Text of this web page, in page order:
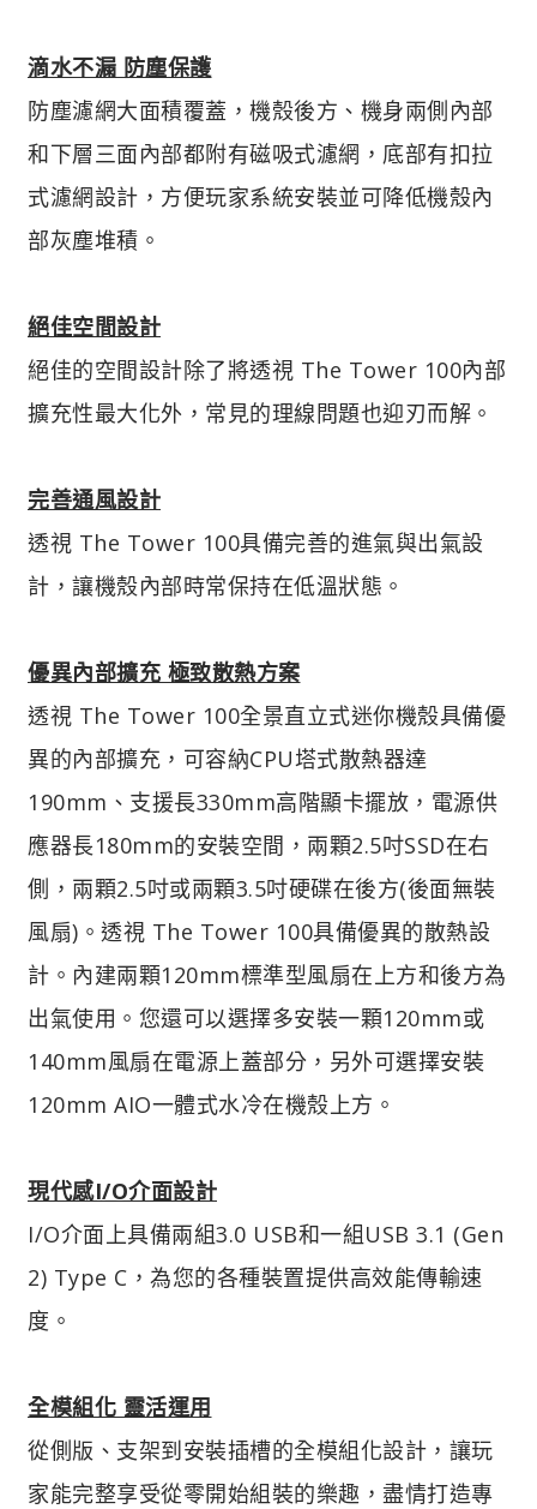
滴水不漏 防塵保護
防塵濾網大面積覆蓋，機殼後方、機身兩側內部
和下層三面內部都附有磁吸式濾網，底部有扣拉
式濾網設計，方便玩家系統安裝並可降低機殼內
部灰塵堆積。
絕佳空間設計
絕佳的空間設計除了將透視 The Tower 100內部
擴充性最大化外，常見的理線問題也迎刃而解。
完善通風設計
透視 The Tower 100具備完善的進氣與出氣設
計，讓機殼內部時常保持在低溫狀態。
優異內部擴充 極致散熱方案
透視 The Tower 100全景直立式迷你機殼具備優
異的內部擴充，可容納CPU塔式散熱器達
190mm、支援長330mm高階顯卡擺放，電源供
應器長180mm的安裝空間，兩顆2.5吋SSD在右
側，兩顆2.5吋或兩顆3.5吋硬碟在後方(後面無裝
風扇)。透視 The Tower 100具備優異的散熱設
計。內建兩顆120mm標準型風扇在上方和後方為
出氣使用。您還可以選擇多安裝一顆120mm或
140mm風扇在電源上蓋部分，另外可選擇安裝
120mm AIO一體式水冷在機殼上方。
現代感I/O介面設計
I/O介面上具備兩組3.0 USB和一組USB 3.1 (Gen
2) Type C，為您的各種裝置提供高效能傳輸速
度。
全模組化 靈活運用
從側版、支架到安裝插槽的全模組化設計，讓玩
家能完整享受從零開始組裝的樂趣，盡情打造專